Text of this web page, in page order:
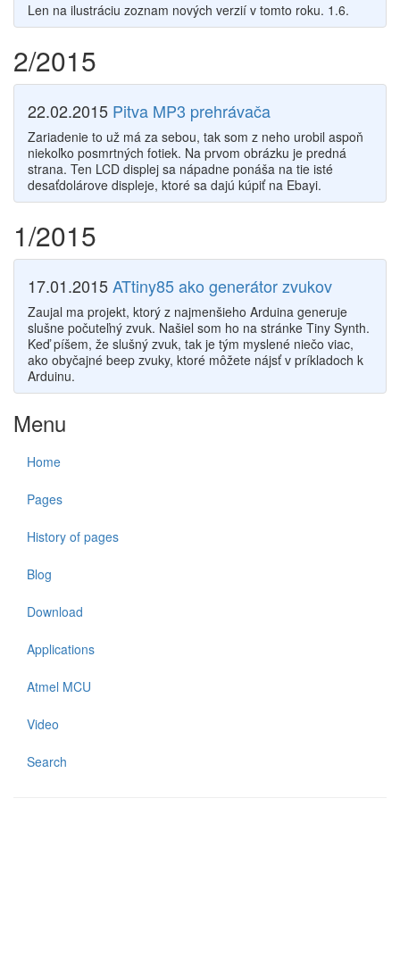
Len na ilustráciu zoznam nových verzií v tomto roku. 1.6.
2/2015
22.02.2015 Pitva MP3 prehrávača
Zariadenie to už má za sebou, tak som z neho urobil aspoň
niekoľko posmrtných fotiek. Na prvom obrázku je predná
strana. Ten LCD displej sa nápadne ponáša na tie isté
desaťdolárove displeje, ktoré sa dajú kúpiť na Ebayi.
1/2015
17.01.2015ATtiny85 ako generátor zvukov
Zaujal ma projekt, ktorý z najmenšieho Arduina generuje
slušne počuteľný zvuk. Našiel som ho na stránke Tiny Synth.
Keď píšem, že slušný zvuk, tak je tým myslené niečo viac,
ako obyčajné beep zvuky, ktoré môžete nájsť v príkladoch k
Arduinu.
Menu
Home
Pages
History of pages
Blog
Download
Applications
Atmel MCU
Video
Search